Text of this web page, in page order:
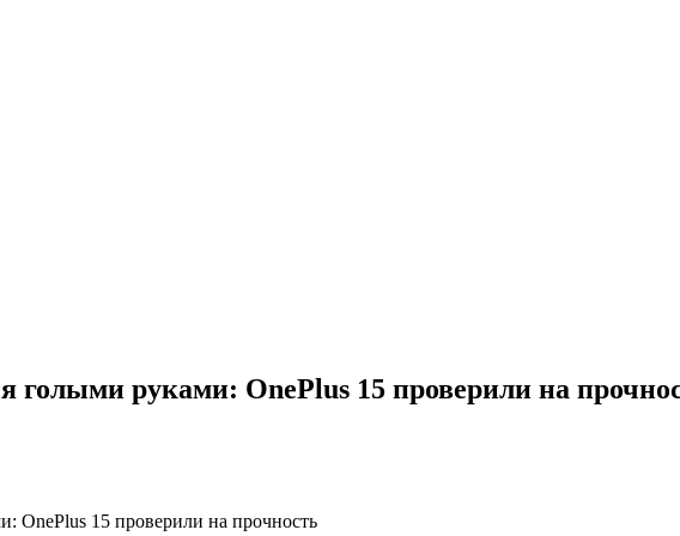
голыми руками: OnePlus 15 проверили на